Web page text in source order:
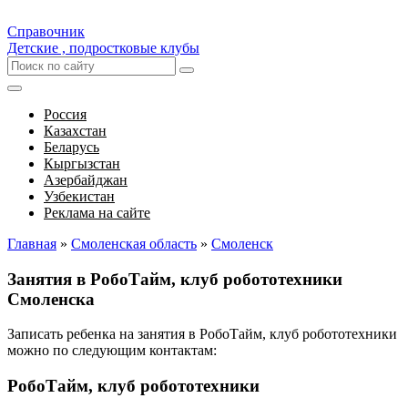
Справочник
Детские , подростковые клубы
Россия
Казахстан
Беларусь
Кыргызстан
Азербайджан
Узбекистан
Реклама на сайте
Главная » Смоленская область » Смоленск
Занятия в РобоТайм, клуб робототехники
Смоленска
Записать ребенка на занятия в РобоТайм, клуб робототехники
можно по следующим контактам:
РобоТайм, клуб робототехники